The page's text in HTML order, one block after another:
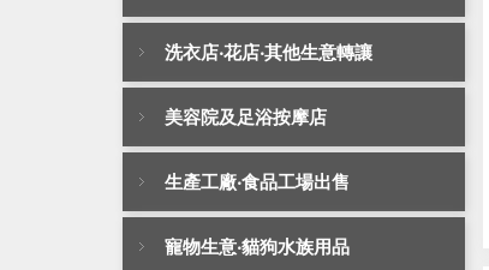
洗衣店‧花店‧其他生意轉讓
美容院及足浴按摩店
生產工廠‧食品工場出售
寵物生意‧貓狗水族用品